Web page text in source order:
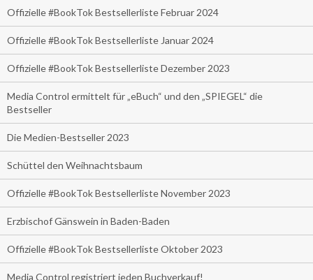
Offizielle #BookTok Bestsellerliste Februar 2024
Offizielle #BookTok Bestsellerliste Januar 2024
Offizielle #BookTok Bestsellerliste Dezember 2023
Media Control ermittelt für „eBuch“ und den „SPIEGEL“ die
Bestseller
Die Medien-Bestseller 2023
Schüttel den Weihnachtsbaum
Offizielle #BookTok Bestsellerliste November 2023
Erzbischof Gänswein in Baden-Baden
Offizielle #BookTok Bestsellerliste Oktober 2023
Media Control registriert jeden Buchverkauf!